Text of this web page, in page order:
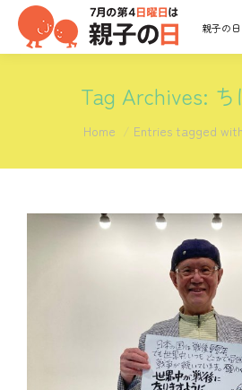
Tag Archives:
You are here:
Home Entries tagged